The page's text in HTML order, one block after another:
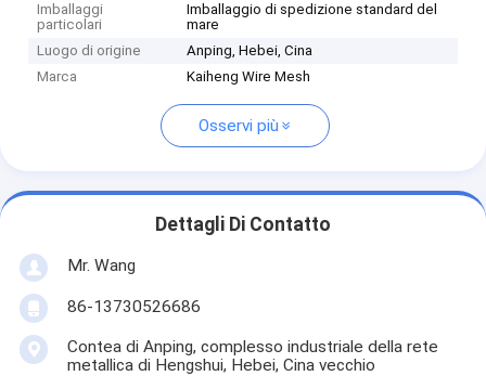
Imballaggi
particolari
Imballaggio di spedizione standard del
mare
Luogo di origine
Anping, Hebei, Cina
Marca
Kaiheng Wire Mesh
Osservi più
Dettagli Di Contatto
Mr. Wang
86-13730526686
Contea di Anping, complesso industriale della rete
metallica di Hengshui, Hebei, Cina vecchio